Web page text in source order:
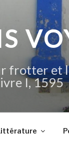
frotter et
I, 1595